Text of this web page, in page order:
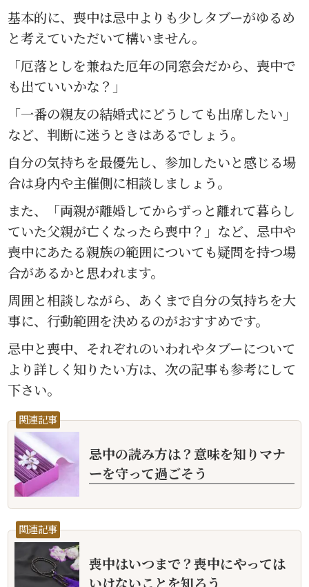
基本的に、喪中は忌中よりも少しタブーがゆるめ
と考えていただいて構いません。
「厄落としを兼ねた厄年の同窓会だから、喪中で
も出ていいかな？」
「一番の親友の結婚式にどうしても出席したい」
など、判断に迷うときはあるでしょう。
自分の気持ちを最優先し、参加したいと感じる場
合は身内や主催側に相談しましょう。
また、「両親が離婚してからずっと離れて暮らし
ていた父親が亡くなったら喪中？」など、忌中や
喪中にあたる親族の範囲についても疑問を持つ場
合があるかと思われます。
周囲と相談しながら、あくまで自分の気持ちを大
事に、行動範囲を決めるのがおすすめです。
忌中と喪中、それぞれのいわれやタブーについて
より詳しく知りたい方は、次の記事も参考にして
下さい。
関連記事
忌中の読み方は？意味を知りマナ
ーを守って過ごそう
関連記事
喪中はいつまで？喪中にやっては
いけないことを知ろう